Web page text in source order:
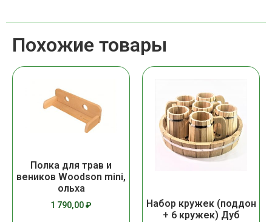
Похожие товары
Полка для трав и
веников Woodson mini,
ольха
1 790,00₽
Набор кружек (поддон
+ 6 кружек) Дуб